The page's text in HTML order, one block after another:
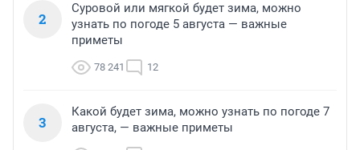
2
Суровой или мягкой будет зима, можно
узнать по погоде 5 августа — важные
приметы
78 241 12
3
Какой будет зима, можно узнать по погоде 7
августа, — важные приметы